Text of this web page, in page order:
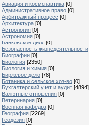
Авиация и космонавтика [0]
Административное право [0]
Арбитражный процесс [0]
Архитектура [0]
Астрология [0]
Астрономия [0]
Банковское дело [0]
Безопасность жизнедеятельности
Биографии [0]
Биология [2350]
Биология и химия [0]
Биржевое дело [78]
Ботаника и сельское хоз-во [0]
Бухгалтерский учет и аудит [4894]
Валютные отношения [0]
Ветеринария [0]
Военная кафедра [0]
География [2269]
Геодезия [0]